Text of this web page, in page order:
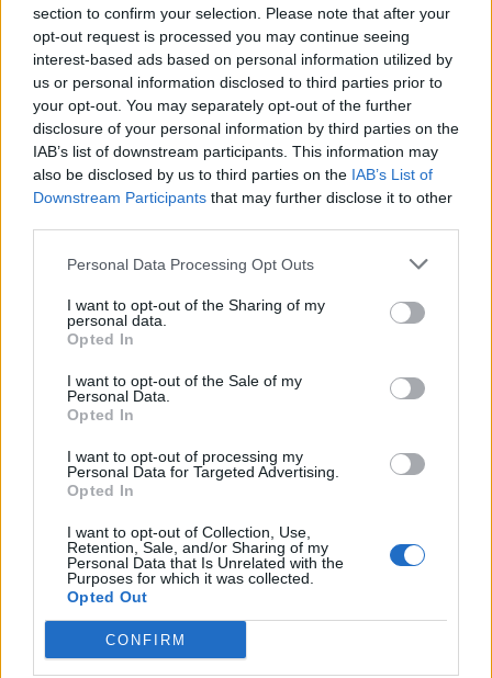
section to confirm your selection. Please note that after your
opt-out request is processed you may continue seeing
interest-based ads based on personal information utilized by
us or personal information disclosed to third parties prior to
your opt-out. You may separately opt-out of the further
disclosure of your personal information by third parties on the
IAB’s list of downstream participants. This information may
also be disclosed by us to third parties on the IAB’s List of
Downstream Participants that may further disclose it to other
Personal Data Processing Opt Outs
I want to opt-out of the Sharing of my
personal data.
Opted In
I want to opt-out of the Sale of my
Personal Data.
Opted In
I want to opt-out of processing my
Personal Data for Targeted Advertising.
Opted In
I want to opt-out of Collection, Use,
Retention, Sale, and/or Sharing of my
Personal Data that Is Unrelated with the
Purposes for which it was collected.
Opted Out
CONFIRM
Mercedes-AMG CLA 45
elektrik thyen rekordin e klasës
së tij në Nürburgring
Teleskopi më i fuqishëm diellor